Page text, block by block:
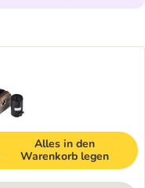
Alles in den
Warenkorb legen